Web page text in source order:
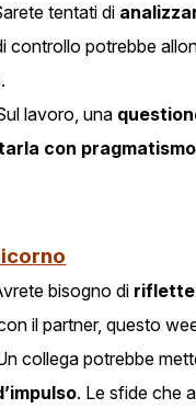
tentati di
controllo potrebbe
lavoro, una
con pragmatismo
bisogno di
il partner, questo
collega potrebbe
. Le sfide che